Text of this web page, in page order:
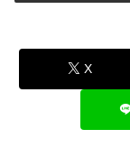
X